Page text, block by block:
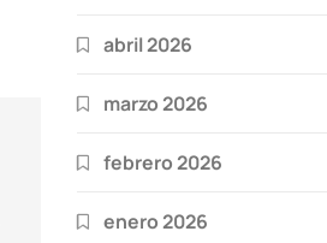
abril 2026
marzo 2026
febrero 2026
enero 2026